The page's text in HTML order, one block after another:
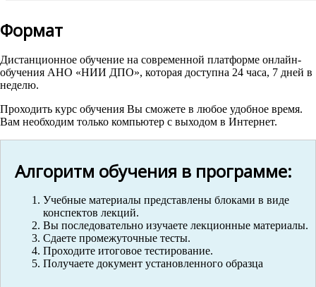
Формат
Дистанционное обучение на современной платформе онлайн-
обучения АНО «НИИ ДПО», которая доступна 24 часа, 7 дней в
неделю.
Проходить курс обучения Вы сможете в любое удобное время.
Вам необходим только компьютер с выходом в Интернет.
Алгоритм обучения в программе:
Учебные материалы представлены блоками в виде
конспектов лекций.
Вы последовательно изучаете лекционные материалы.
Сдаете промежуточные тесты.
Проходите итоговое тестирование.
Получаете документ установленного образца